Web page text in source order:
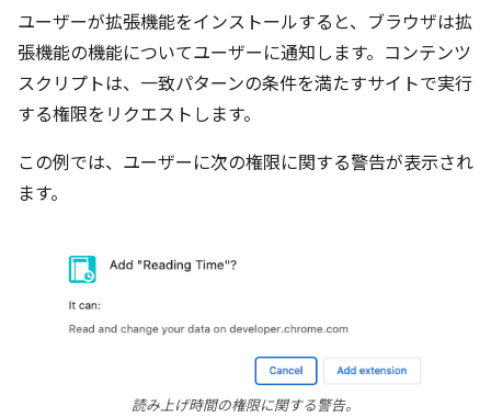
ユーザーが拡張機能をインストールすると、ブラウザは拡
張機能の機能についてユーザーに通知します。コンテンツ
スクリプトは、一致パターンの条件を満たすサイトで実行
する権限をリクエストします。
この例では、ユーザーに次の権限に関する警告が表示され
ます。
読み上げ時間の権限に関する警告。